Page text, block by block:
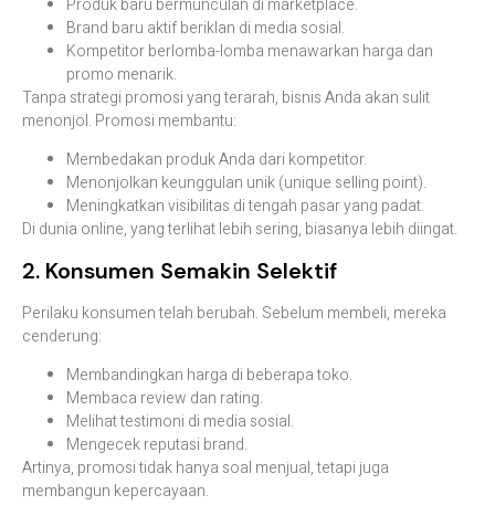
Produk baru bermunculan di marketplace.
Brand baru aktif beriklan di media sosial.
Kompetitor berlomba-lomba menawarkan harga dan
promo menarik.
Tanpa strategi promosi yang terarah, bisnis Anda akan sulit
menonjol. Promosi membantu:
Membedakan produk Anda dari kompetitor.
Menonjolkan keunggulan unik (unique selling point).
Meningkatkan visibilitas di tengah pasar yang padat.
Di dunia online, yang terlihat lebih sering, biasanya lebih diingat.
2. Konsumen Semakin Selektif
Perilaku konsumen telah berubah. Sebelum membeli, mereka
cenderung:
Membandingkan harga di beberapa toko.
Membaca review dan rating.
Melihat testimoni di media sosial.
Mengecek reputasi brand.
Artinya, promosi tidak hanya soal menjual, tetapi juga
membangun kepercayaan.